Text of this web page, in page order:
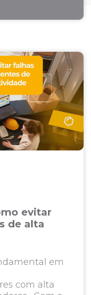
evitar
de alta
em
com alta